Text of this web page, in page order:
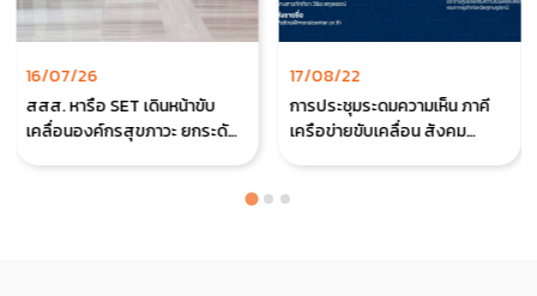
16/07/26
สสส. หารือ SET เดินหน้าขับ
เคลื่อนองค์กรสุขภาวะ ยกระดับ
17/08/22
การประชุมระดมความเห็น ภาคี
เครือข่ายขับเคลื่อน สังคม